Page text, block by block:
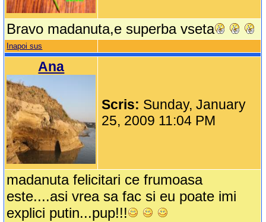
Bravo madanuta,e superba vseta
Inapoi sus
Ana
Scris: Sunday, January
25, 2009 11:04 PM
madanuta felicitari ce frumoasa
este....asi vrea sa fac si eu poate imi
explici putin...pup!!!